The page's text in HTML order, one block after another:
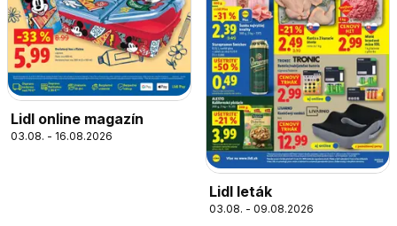
Lidl online magazín
03.08. - 16.08.2026
Lidl leták
03.08. - 09.08.2026